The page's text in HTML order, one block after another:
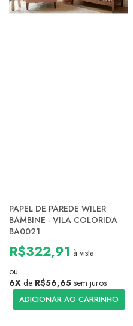
PAPEL DE PAREDE WILER
BAMBINE - VILA COLORIDA
BA0021
R$322,91 à vista
ou
6X de R$56,65 sem juros
ADICIONAR AO CARRINHO